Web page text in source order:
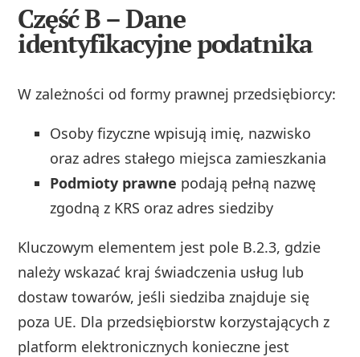
Część B – Dane
identyfikacyjne podatnika
W zależności od formy prawnej przedsiębiorcy:
Osoby fizyczne wpisują imię, nazwisko
oraz adres stałego miejsca zamieszkania
Podmioty prawne podają pełną nazwę
zgodną z KRS oraz adres siedziby
Kluczowym elementem jest pole B.2.3, gdzie
należy wskazać kraj świadczenia usług lub
dostaw towarów, jeśli siedziba znajduje się
poza UE. Dla przedsiębiorstw korzystających z
platform elektronicznych konieczne jest